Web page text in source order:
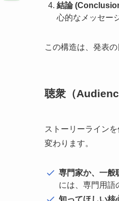
結論
心的なメッセー
この構造は、発表
聴衆（
ストーリーライン
変わります。
専門家か、一般
には、専門用語
知ってほしい核